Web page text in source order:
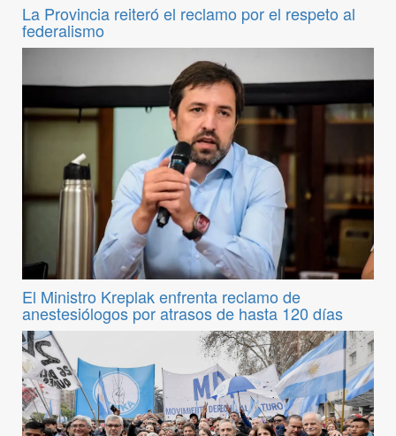
La Provincia reiteró el reclamo por el respeto al
federalismo
El Ministro Kreplak enfrenta reclamo de
anestesiólogos por atrasos de hasta 120 días